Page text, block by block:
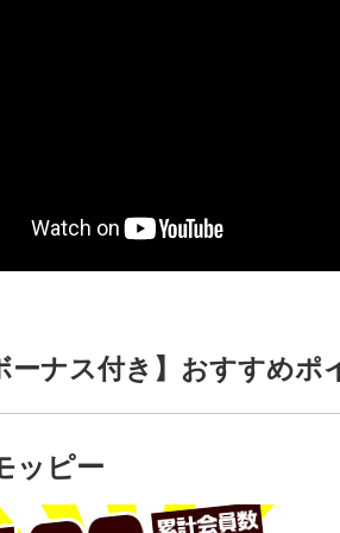
ーナス付き】おすすめ
ッピー